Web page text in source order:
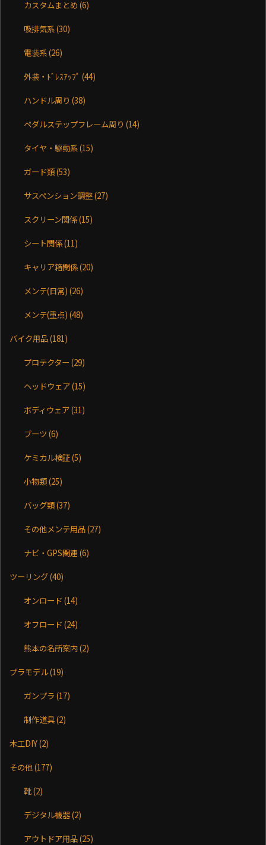
カスタムまとめ(6)
吸排気系(30)
電装系(26)
外装・ﾄﾞﾚｽｱｯﾌﾟ(44)
ハンドル周り(38)
ペダルステップフレーム周り(14)
タイヤ・駆動系(15)
ガード類(53)
サスペンション調整(27)
スクリーン関係(15)
シート関係(11)
キャリア箱関係(20)
メンテ(日常)(26)
メンテ(重点)(48)
バイク用品(181)
プロテクター(29)
ヘッドウェア(15)
ボディウェア(31)
ブーツ(6)
ケミカル検証(5)
小物類(25)
バッグ類(37)
その他メンテ用品(27)
ナビ・GPS関連(6)
ツーリング(40)
オンロード(14)
オフロード(24)
熊本の名所案内(2)
プラモデル(19)
ガンプラ(17)
制作道具(2)
木工DIY(2)
その他(177)
靴(2)
デジタル機器(2)
アウトドア用品(25)